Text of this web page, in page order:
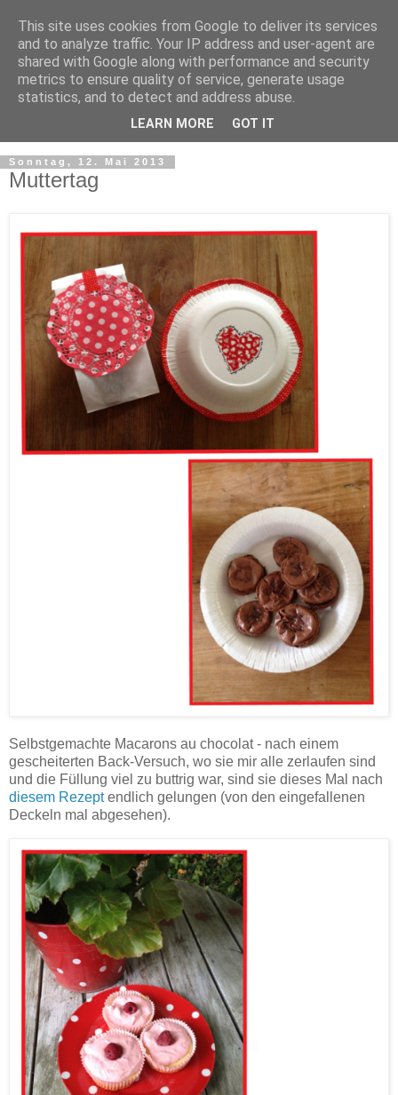
Sonntag, 12. Mai 2013
Muttertag
Selbstgemachte Macarons au chocolat - nach einem
gescheiterten Back-Versuch, wo sie mir alle zerlaufen sind
und die Füllung viel zu buttrig war, sind sie dieses Mal nach
diesem Rezeptendlich gelungen (von den eingefallenen
Deckeln mal abgesehen).
This site uses cookies from Google to deliver its services
and to analyze traffic. Your IP address and user-agent are
shared with Google along with performance and security
metrics to ensure quality of service, generate usage
statistics, and to detect and address abuse.
LEARN MORE GOT IT